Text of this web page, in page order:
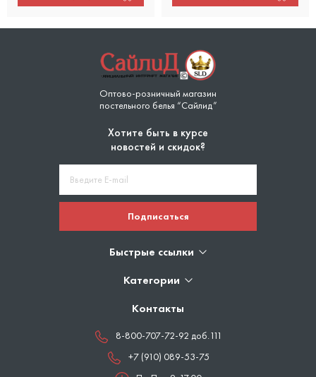
Оптово-розничный магазин
постельного белья “Сайлид”
Хотите быть в курсе
новостей и скидок?
Подписаться
Быстрые ссылки
Категории
Контакты
8-800-707-72-92 доб.111
+7 (910) 089-53-75